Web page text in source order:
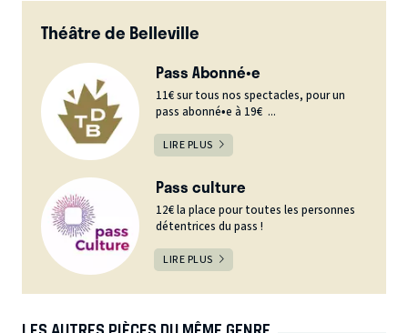
Théâtre de Belleville
Pass Abonné•e
11€ sur tous nos spectacles, pour un
pass abonné•e à 19€ ...
LIRE PLUS
Pass culture
12€ la place pour toutes les personnes
détentrices du pass !
LIRE PLUS